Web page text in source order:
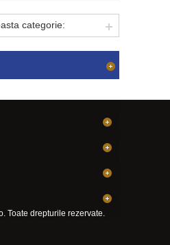
categorie:
. Toate drepturile rezervate.